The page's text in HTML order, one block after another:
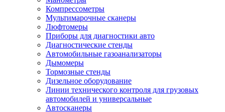
Компрессометры
Мультимарочные сканеры
Люфтомеры
Приборы для диагностики авто
Диагностические стенды
Автомобильные газоанализаторы
Дымомеры
Тормозные стенды
Дизельное оборудование
Линии технического контроля для грузовых
автомобилей и универсальные
Автосканеры